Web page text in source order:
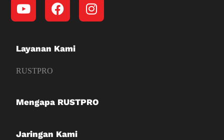
Layanan Kami
RUSTPRO
Mengapa RUSTPRO
Jaringan Kami